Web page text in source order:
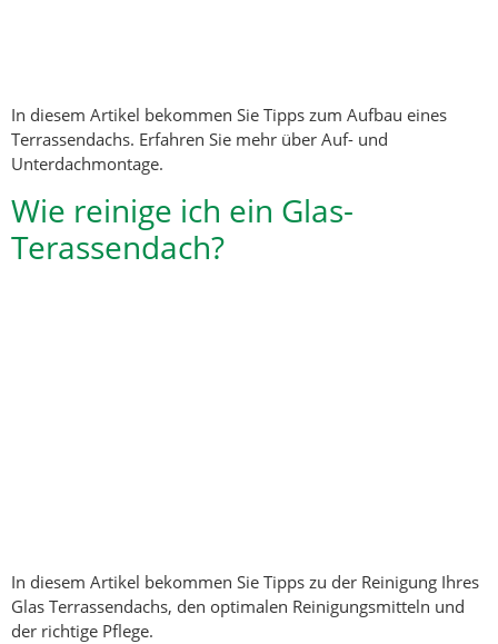
In diesem Artikel bekommen Sie Tipps zum Aufbau eines
Terrassendachs. Erfahren Sie mehr über Auf- und
Unterdachmontage.
Wie reinige ich ein Glas-
Terassendach?
In diesem Artikel bekommen Sie Tipps zu der Reinigung Ihres
Glas Terrassendachs, den optimalen Reinigungsmitteln und
der richtige Pflege.